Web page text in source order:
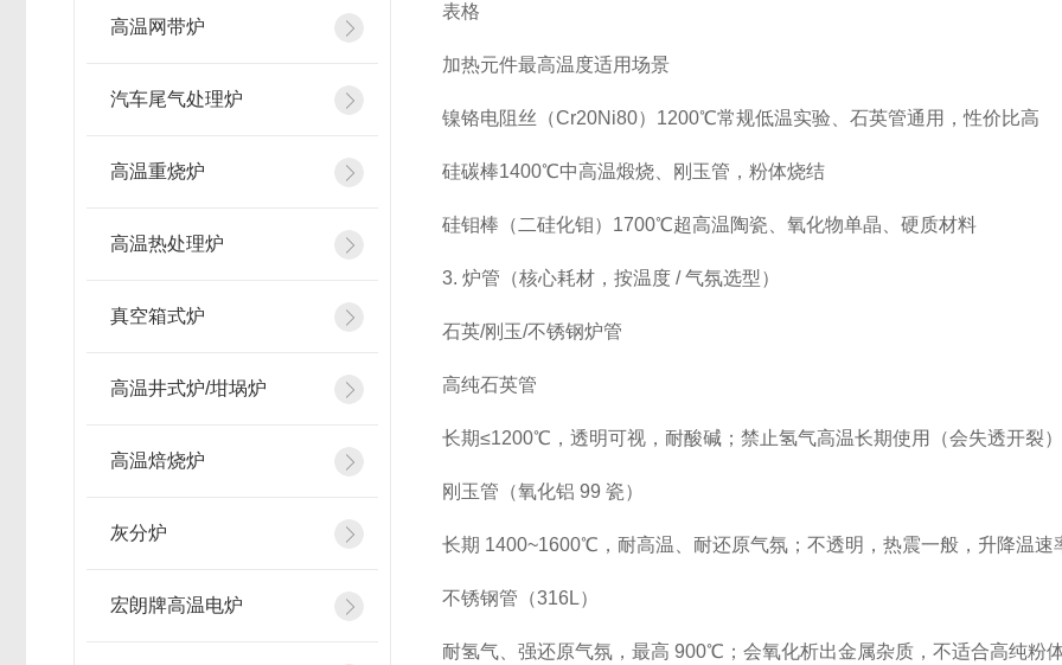
高温网带炉
汽车尾气处理炉
高温重烧炉
高温热处理炉
真空箱式炉
高温井式炉/坩埚炉
高温焙烧炉
灰分炉
宏朗牌高温电炉
表格
加热元件最高温度适用场景
镍铬电阻丝（Cr20Ni80） 1200℃常规低温实验、石英管通用，性价比高
硅碳棒1400℃中高温煅烧、刚玉管，粉体烧结
硅钼棒（二硅化钼） 1700℃超高温陶瓷、氧化物单晶、硬质材料
3. 炉管（核心耗材，按温度 / 气氛选型）
石英/刚玉/不锈钢炉管
高纯石英管
长期≤1200℃，透明可视，耐酸碱；禁止氢气高温长期使用（会失透开裂）
刚玉管（氧化铝 99 瓷）
长期 1400~1600℃，耐高温、耐还原气氛；不透明，热震一般，升降温速
不锈钢管（316L）
耐氢气、强还原气氛，最高 900℃；会氧化析出金属杂质，不适合高纯粉体